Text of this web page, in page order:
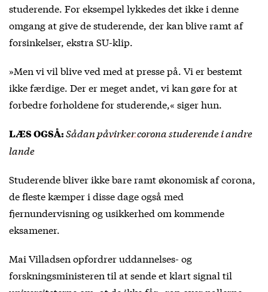
studerende. For eksempel lykkedes det ikke i denne
omgang at give de studerende, der kan blive ramt af
forsinkelser, ekstra SU-klip.
»Men vi vil blive ved med at presse på. Vi er bestemt
ikke færdige. Der er meget andet, vi kan gøre for at
forbedre forholdene for studerende,« siger hun.
LÆS OGSÅ:Sådan påvirker corona studerende i andre
lande
Studerende bliver ikke bare ramt økonomisk af corona,
de fleste kæmper i disse dage også med
fjernundervisning og usikkerhed om kommende
eksamener.
Mai Villadsen opfordrer uddannelses- og
forskningsministeren til at sende et klart signal til